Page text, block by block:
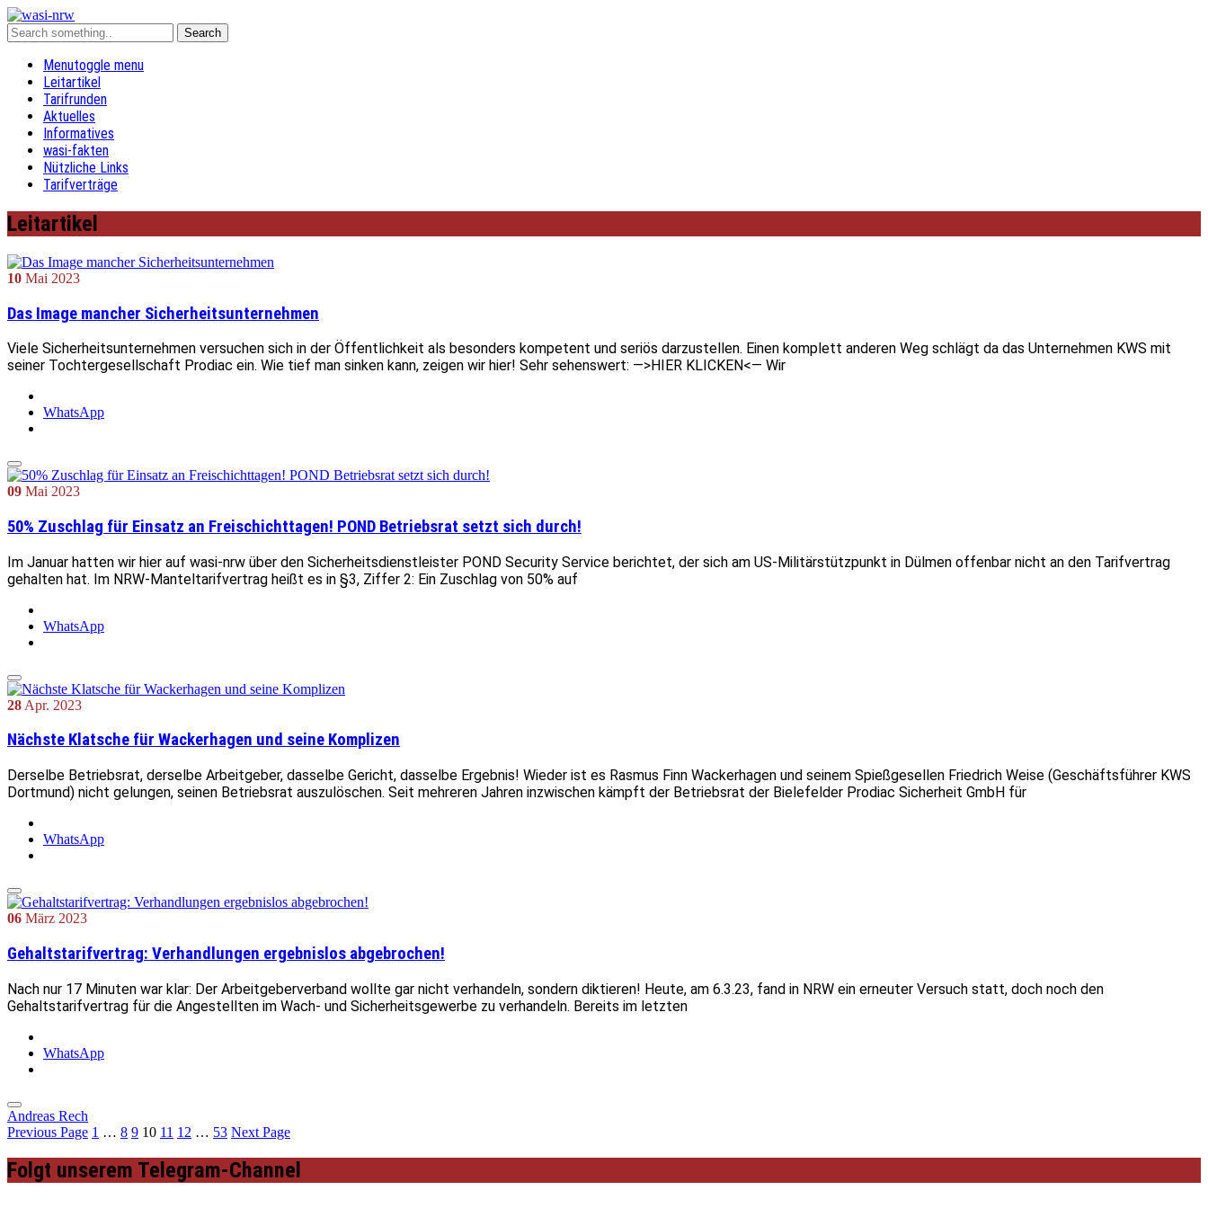
Menutoggle menu
Leitartikel
Tarifrunden
Aktuelles
Informatives
wasi-fakten
Nützliche Links
Tarifverträge
Leitartikel
10 Mai 2023
Das Image mancher Sicherheitsunternehmen
Viele Sicherheitsunternehmen versuchen sich in der Öffentlichkeit als besonders kompetent und seriös darzustellen. Einen komplett anderen Weg schlägt da das Unternehmen KWS mit
seiner Tochtergesellschaft Prodiac ein. Wie tief man sinken kann, zeigen wir hier! Sehr sehenswert: —>HIER KLICKEN<— Wir
WhatsApp
09 Mai 2023
50% Zuschlag für Einsatz an Freischichttagen! POND Betriebsrat setzt sich durch!
Im Januar hatten wir hier auf wasi-nrw über den Sicherheitsdienstleister POND Security Service berichtet, der sich am US-Militärstützpunkt in Dülmen offenbar nicht an den Tarifvertrag
gehalten hat. Im NRW-Manteltarifvertrag heißt es in §3, Ziffer 2: Ein Zuschlag von 50% auf
WhatsApp
28 Apr. 2023
Nächste Klatsche für Wackerhagen und seine Komplizen
Derselbe Betriebsrat, derselbe Arbeitgeber, dasselbe Gericht, dasselbe Ergebnis! Wieder ist es Rasmus Finn Wackerhagen und seinem Spießgesellen Friedrich Weise (Geschäftsführer KWS
Dortmund) nicht gelungen, seinen Betriebsrat auszulöschen. Seit mehreren Jahren inzwischen kämpft der Betriebsrat der Bielefelder Prodiac Sicherheit GmbH für
WhatsApp
06 März 2023
Gehaltstarifvertrag: Verhandlungen ergebnislos abgebrochen!
Nach nur 17 Minuten war klar: Der Arbeitgeberverband wollte gar nicht verhandeln, sondern diktieren! Heute, am 6.3.23, fand in NRW ein erneuter Versuch statt, doch noch den
Gehaltstarifvertrag für die Angestellten im Wach- und Sicherheitsgewerbe zu verhandeln. Bereits im letzten
WhatsApp
Andreas Rech
Previous Page 1 … 8 9 10 11 12 … 53 Next Page
Folgt unserem Telegram-Channel